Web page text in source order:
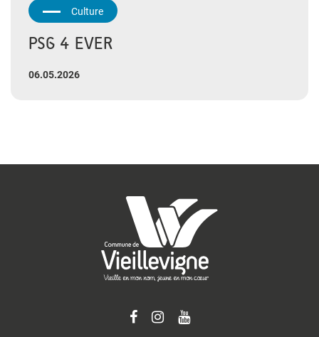
Culture
PSG 4 EVER
06.05.2026